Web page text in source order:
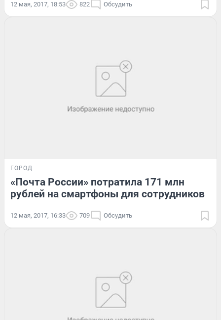
12 мая, 2017, 18:53 822 Обсудить
ГОРОД
«Почта России» потратила 171 млн
рублей на смартфоны для сотрудников
12 мая, 2017, 16:33 709 Обсудить